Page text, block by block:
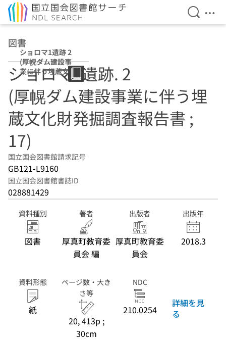
検索を
メ
図書
ショロマ1遺跡 2
(厚幌ダム建設事
業に伴う埋蔵文化
財発掘調査報告書
; 17)
ショロマ1遺跡. 2
(厚幌ダム建設事業に伴う埋
蔵文化財発掘調査報告書 ;
17)
国立国会図書館請求記号
GB121-L9160
国立国会図書館書誌ID
028881429
資料種別
図書
著者
厚真町教育委
員会 編
出版者
厚真町教育委
員会
出版年
2018.3
資料形態
紙
ページ数・大き
さ等
20, 413p ;
30cm
NDC
210.0254
詳細を見
る